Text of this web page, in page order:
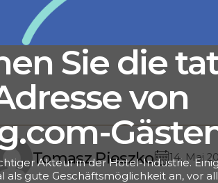
Sie die
von
Akteur in der Hotel-Industrie.
als gute Geschäftsmöglichkeit an, vor
Tomasz Pieszko 14. Mai